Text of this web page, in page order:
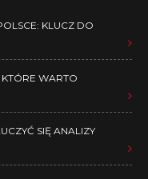
KLUCZ DO
WARTO
SIĘ ANALIZY